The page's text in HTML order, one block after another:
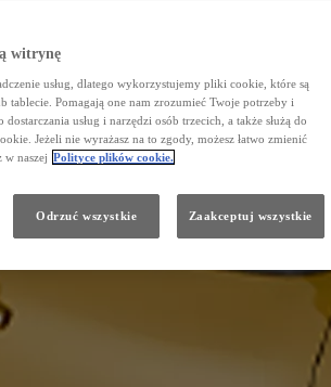
witrynę
usług, dlatego wykorzystujemy pliki cookie, które są
Pomagają one nam zrozumieć Twoje potrzeby i
usług i narzędzi osób trzecich, a także służą do
Jeżeli nie wyrażasz na to zgody, możesz łatwo zmienić
w naszej Polityce plików cookie.
Odrzuć wszystkie Zaakceptuj wszystkie